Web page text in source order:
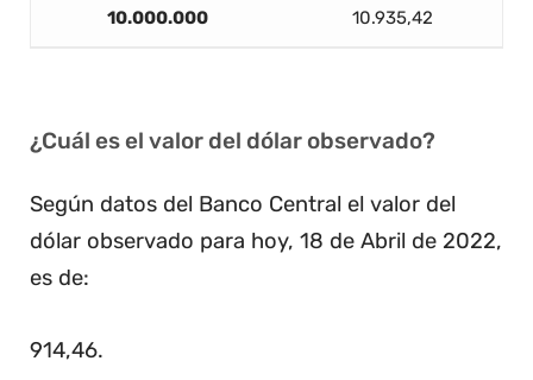
10.000.000 10.935,42
¿Cuál es el valor del dólar observado?
Según datos del Banco Central el valor del
dólar observado para hoy, 18 de Abril de 2022,
es de:
914,46.